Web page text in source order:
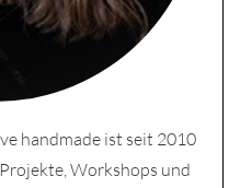
handmade ist seit 2010
Workshops und